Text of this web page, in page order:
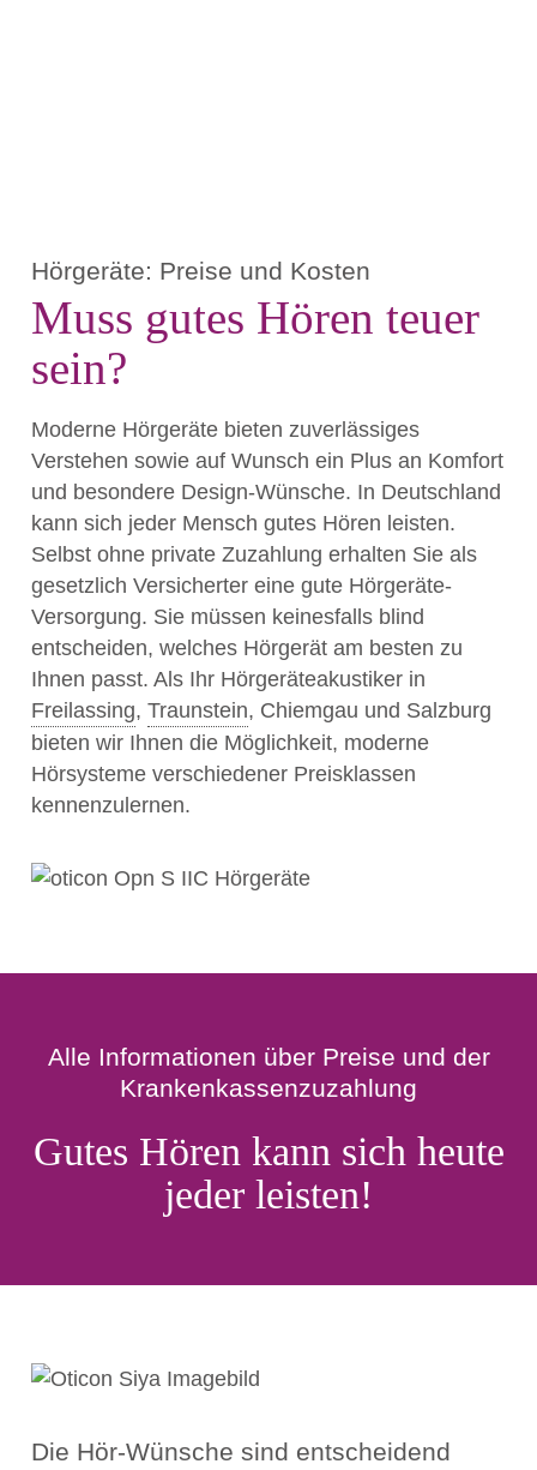
Hörgeräte: Preise und Kosten
Muss gutes Hören teuer
sein?
Moderne Hörgeräte bieten zuverlässiges
Verstehen sowie auf Wunsch ein Plus an Komfort
und besondere Design-Wünsche. In Deutschland
kann sich jeder Mensch gutes Hören leisten.
Selbst ohne private Zuzahlung erhalten Sie als
gesetzlich Versicherter eine gute Hörgeräte-
Versorgung. Sie müssen keinesfalls blind
entscheiden, welches Hörgerät am besten zu
Ihnen passt. Als Ihr Hörgeräteakustiker in
Freilassing,Traunstein, Chiemgau und Salzburg
bieten wir Ihnen die Möglichkeit, moderne
Hörsysteme verschiedener Preisklassen
kennenzulernen.
Alle Informationen über Preise und der
Krankenkassenzuzahlung
Gutes Hören kann sich heute
jeder leisten!
Die Hör-Wünsche sind entscheidend